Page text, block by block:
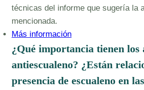
técnicas del informe que sugería la
mencionada.
Más información
¿Qué importancia tienen los
antiescualeno? ¿Están
presencia de escualeno en